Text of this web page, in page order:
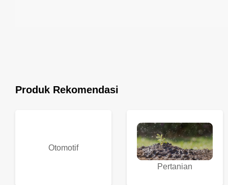
Produk Rekomendasi
Otomotif
Pertanian